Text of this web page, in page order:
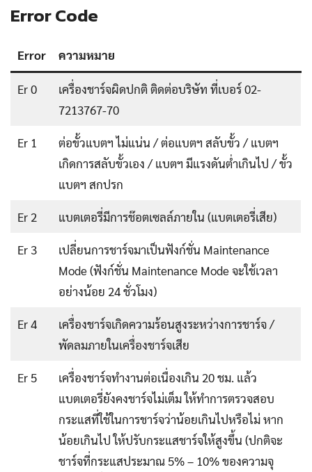
Error Code
Error ความหมาย
Er 0
เครื่องชาร์จผิดปกติ ติดต่อบริษัท ที่เบอร์ 02-
7213767-70
Er 1
ต่อขั้วแบตฯ ไม่แน่น / ต่อแบตฯ สลับขั้ว / แบตฯ
เกิดการสลับขั้วเอง / แบตฯ มีแรงดันต่ำเกินไป / ขั้ว
แบตฯ สกปรก
Er 2 แบตเตอรี่มีการช๊อตเซลล์ภายใน (แบตเตอรี่เสีย)
Er 3
เปลี่ยนการชาร์จมาเป็นฟังก์ชั่น Maintenance
Mode (ฟังก์ชั่น Maintenance Mode จะใช้เวลา
อย่างน้อย 24 ชั่วโมง)
Er 4
เครื่องชาร์จเกิดความร้อนสูงระหว่างการชาร์จ /
พัดลมภายในเครื่องชาร์จเสีย
Er 5
เครื่องชาร์จทำงานต่อเนื่องเกิน 20 ชม. แล้ว
แบตเตอรี่ยังคงชาร์จไม่เต็ม ให้ทำการตรวจสอบ
กระแสที่ใช้ในการชาร์จว่าน้อยเกินไปหรือไม่ หาก
น้อยเกินไป ให้ปรับกระแสชาร์จให้สูงขึ้น (ปกติจะ
ชาร์จที่กระแสประมาณ 5% – 10% ของความจุ